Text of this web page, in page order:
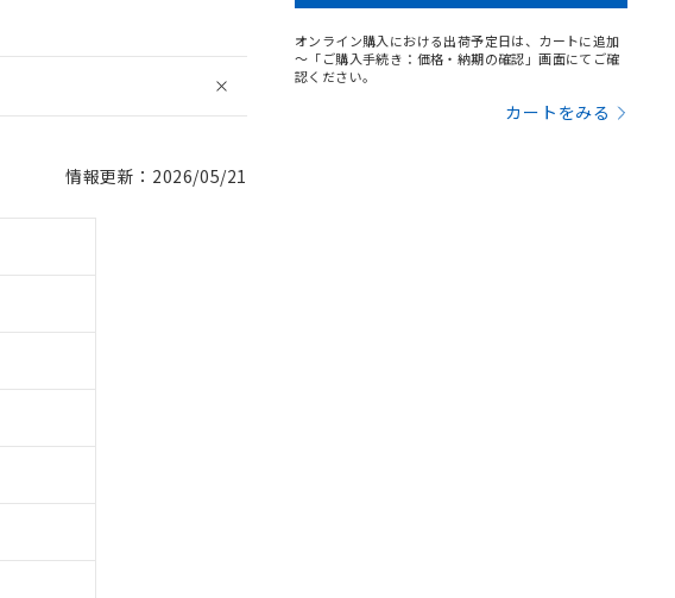
情報更新：2026/05/21
オンライン購入における出荷予定日は、カートに追加
～「ご購入手続き：価格・納期の確認」画面にてご確
認ください。
カートをみる